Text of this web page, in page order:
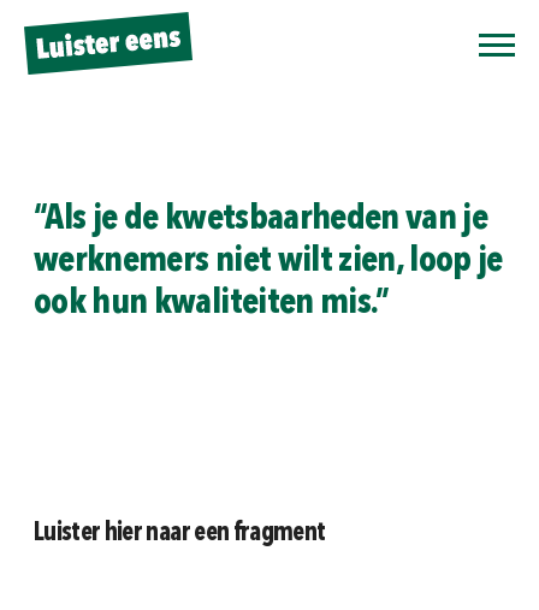
“Als je de kwetsbaarheden van je
werknemers niet wilt zien, loop je
ook hun kwaliteiten mis.”
Luister hier naar een fragment